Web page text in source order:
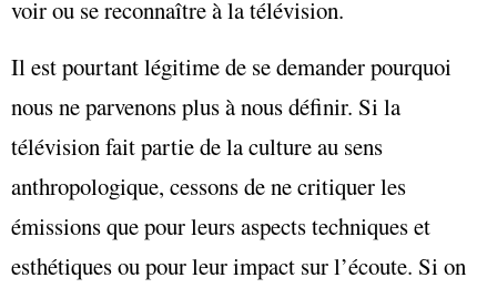
voir ou se reconnaître à la télévision.
Il est pourtant légitime de se demander pourquoi
nous ne parvenons plus à nous définir. Si la
télévision fait partie de la culture au sens
anthropologique, cessons de ne critiquer les
émissions que pour leurs aspects techniques et
esthétiques ou pour leur impact sur l’écoute. Si on